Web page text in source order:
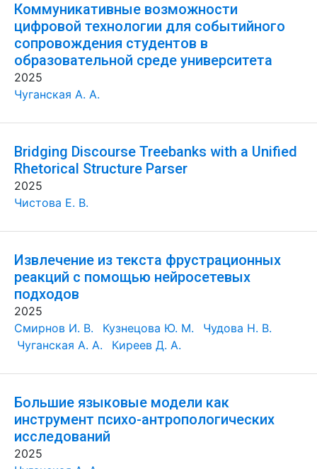
Коммуникативные возможности
цифровой технологии для событийного
сопровождения студентов в
образовательной среде университета
2025
Чуганская А. А.
Bridging Discourse Treebanks with a Unified
Rhetorical Structure Parser
2025
Чистова Е. В.
Извлечение из текста фрустрационных
реакций с помощью нейросетевых
подходов
2025
Смирнов И. В.
Кузнецова Ю. М.
Чудова Н. В.
Чуганская А. А.
Киреев Д. А.
Большие языковые модели как
инструмент психо-антропологических
исследований
2025